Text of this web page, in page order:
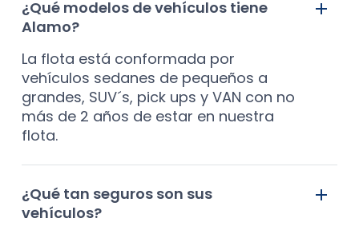
¿Qué modelos de vehículos tiene
Alamo?
La flota está conformada por
vehículos sedanes de pequeños a
grandes, SUV´s, pick ups y VAN con no
más de 2 años de estar en nuestra
flota.
¿Qué tan seguros son sus
vehículos?